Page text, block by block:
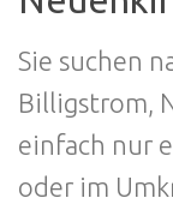
Sie suchen
Billigstrom,
einfach nur
oder im